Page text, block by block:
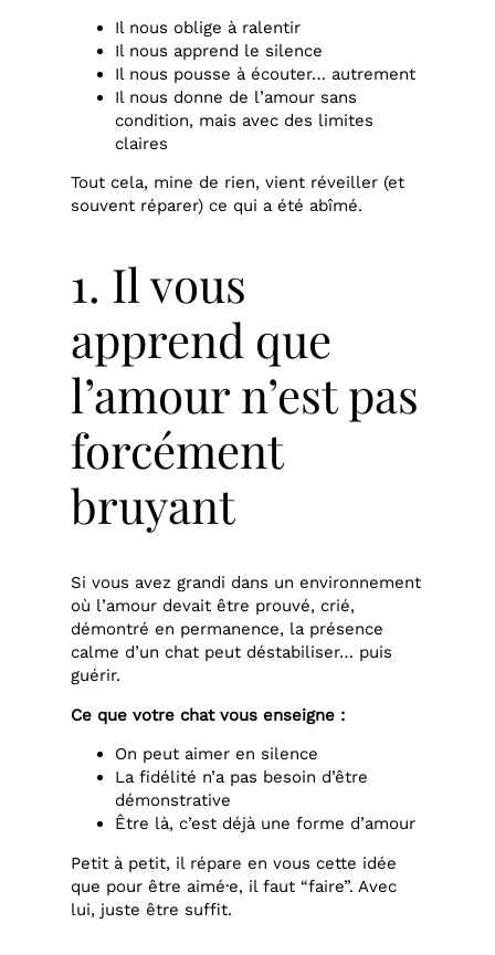
Il nous oblige à ralentir
Il nous apprend le silence
Il nous pousse à écouter… autrement
Il nous donne de l’amour sans
condition, mais avec des limites
claires
Tout cela, mine de rien, vient réveiller (et
souvent réparer) ce qui a été abîmé.
1. Il vous
apprend que
l’amour n’est pas
forcément
bruyant
Si vous avez grandi dans un environnement
où l’amour devait être prouvé, crié,
démontré en permanence, la présence
calme d’un chat peut déstabiliser… puis
guérir.
Ce que votre chat vous enseigne :
On peut aimer en silence
La fidélité n’a pas besoin d’être
démonstrative
Être là, c’est déjà une forme d’amour
Petit à petit, il répare en vous cette idée
que pour être aimé·e, il faut “faire”. Avec
lui, juste être suffit.